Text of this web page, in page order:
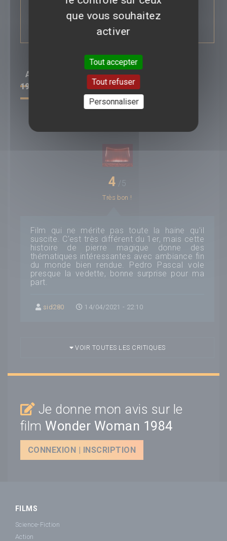
particulièrement redoutables : Max Lord et
AVIS/CRITIQUE DU FILMWONDER WOMAN
1984
4 /5
Très bon !
Film qui ne mérite pas toute la haine qu'il
suscite. C'est très différent du 1er, mais cette
histoire de pierre magique donne des
thématiques intéressantes avec ambiance fin
du monde bien rendue. Pedro Pascal vole
presque la vedette, bonne surprise pour ma
part.
sid280 14/04/2021 - 22:10
VOIR TOUTES LES CRITIQUES
Je donne mon avis sur le
film Wonder Woman 1984
CONNEXION | INSCRIPTION
FILMS
Science-Fiction
Action
que vous souhaitez
activer
Tout accepter
Tout refuser
Personnaliser